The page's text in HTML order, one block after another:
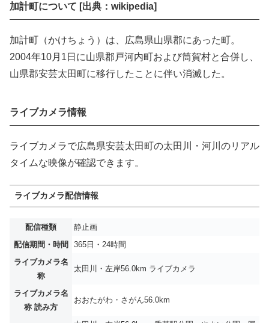
加計町について [出典：wikipedia]
加計町（かけちょう）は、広島県山県郡にあった町。
2004年10月1日に山県郡戸河内町および筒賀村と合併し、
山県郡安芸太田町に移行したことに伴い消滅した。
ライブカメラ情報
ライブカメラで広島県安芸太田町の太田川・河川のリアル
タイムな映像が確認できます。
ライブカメラ配信情報
配信種類
静止画
配信期間・時間
365日・24時間
ライブカメラ名
称
太田川・左岸56.0km ライブカメラ
ライブカメラ名
称 読み方
おおたがわ・さがん56.0km